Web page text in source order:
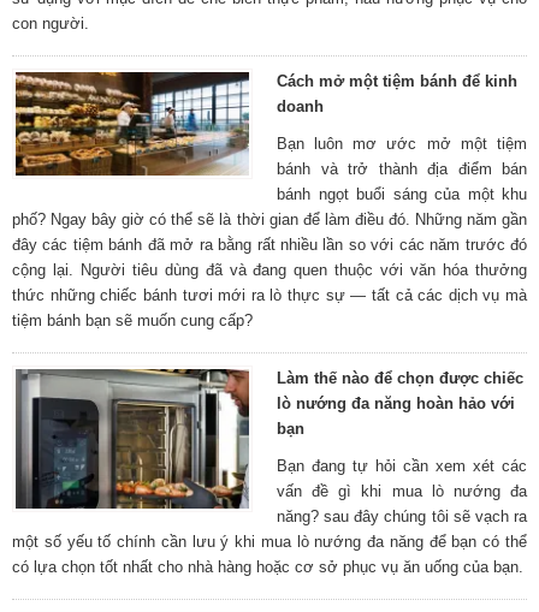
con người.
Cách mở một tiệm bánh để kinh
doanh
Bạn luôn mơ ước mở một tiệm
bánh và trở thành địa điểm bán
bánh ngọt buổi sáng của một khu
phố? Ngay bây giờ có thể sẽ là thời gian để làm điều đó. Những năm gần
đây các tiệm bánh đã mở ra bằng rất nhiều lần so với các năm trước đó
cộng lại. Người tiêu dùng đã và đang quen thuộc với văn hóa thưởng
thức những chiếc bánh tươi mới ra lò thực sự — tất cả các dịch vụ mà
tiệm bánh bạn sẽ muốn cung cấp?
Làm thế nào để chọn được chiếc
lò nướng đa năng hoàn hảo với
bạn
Bạn đang tự hỏi cần xem xét các
vấn đề gì khi mua lò nướng đa
năng? sau đây chúng tôi sẽ vạch ra
một số yếu tố chính cần lưu ý khi mua lò nướng đa năng để bạn có thể
có lựa chọn tốt nhất cho nhà hàng hoặc cơ sở phục vụ ăn uống của bạn.